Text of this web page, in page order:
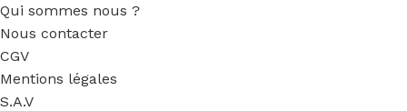
Qui sommes nous ?
Nous contacter
CGV
Mentions légales
S.A.V